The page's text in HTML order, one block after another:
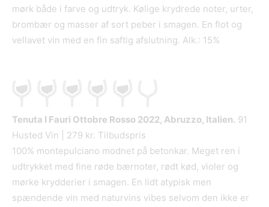
mørk både i farve og udtryk. Kølige krydrede noter, urter,
brombær og masser af sort peber i smagen. En flot og
vellavet vin med en fin saftig afslutning. Alk.: 15%
Tenuta I Fauri Ottobre Rosso 2022, Abruzzo, Italien. 91
Husted Vin | 279 kr. Tilbudspris
100% montepulciano modnet på betonkar. Meget ren i
udtrykket med fine røde bærnoter, rødt kød, violer og
mørke krydderier i smagen. En lidt atypisk men
spændende vin med naturvins vibes selvom den ikke er